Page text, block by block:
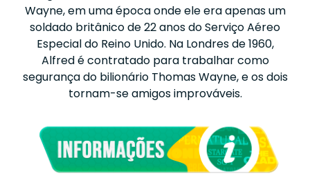
Wayne, em uma época onde ele era apenas um
soldado britânico de 22 anos do Serviço Aéreo
Especial do Reino Unido. Na Londres de 1960,
Alfred é contratado para trabalhar como
segurança do bilionário Thomas Wayne, e os dois
tornam-se amigos improváveis.